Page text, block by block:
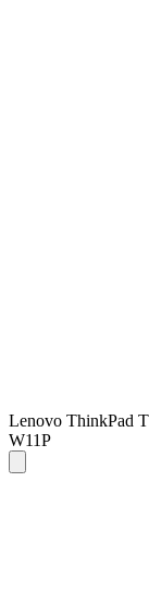
Lenovo ThinkPad
W11P